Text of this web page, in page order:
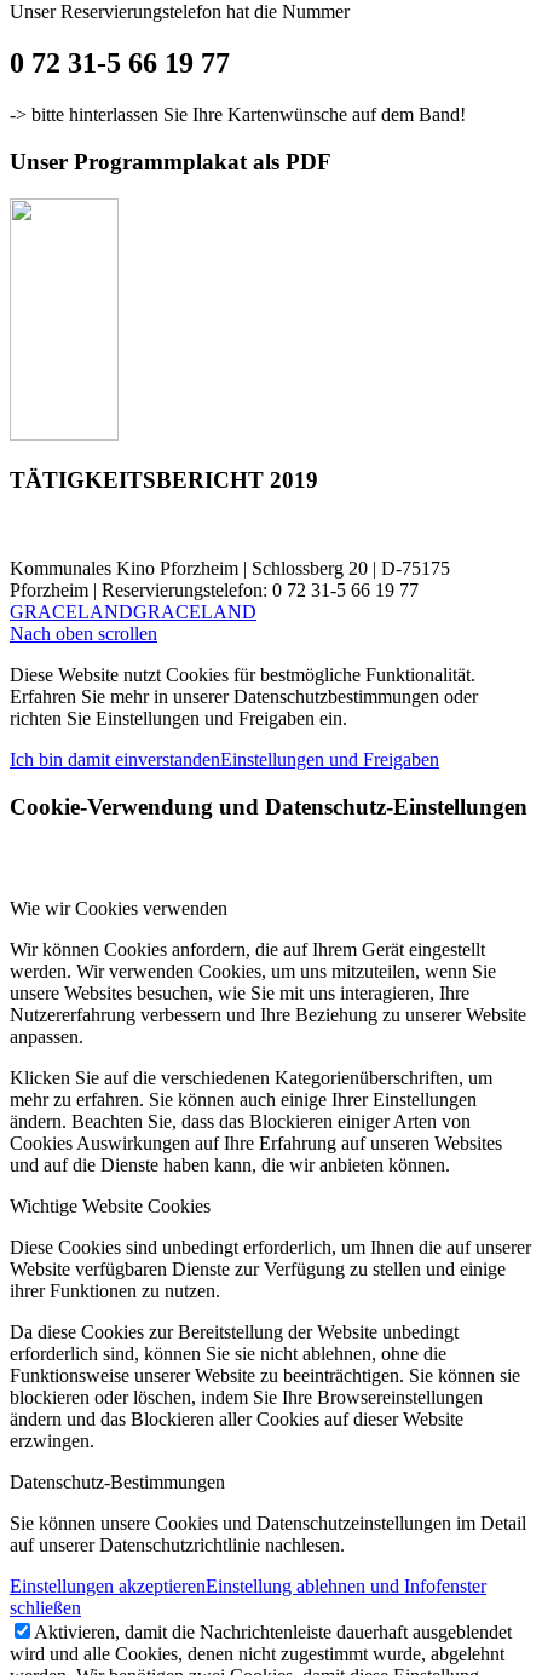
Unser Reservierungstelefon hat die Nummer
0 72 31-5 66 19 77
-> bitte hinterlassen Sie Ihre Kartenwünsche auf dem Band!
Unser Programmplakat als PDF
TÄTIGKEITSBERICHT 2019
Kommunales Kino Pforzheim | Schlossberg 20 | D-75175
Pforzheim | Reservierungstelefon: 0 72 31-5 66 19 77
GRACELANDGRACELAND
Nach oben scrollen
Diese Website nutzt Cookies für bestmögliche Funktionalität.
Erfahren Sie mehr in unserer Datenschutzbestimmungen oder
richten Sie Einstellungen und Freigaben ein.
Ich bin damit einverstandenEinstellungen und Freigaben
Cookie-Verwendung und Datenschutz-Einstellungen
Wie wir Cookies verwenden
Wir können Cookies anfordern, die auf Ihrem Gerät eingestellt
werden. Wir verwenden Cookies, um uns mitzuteilen, wenn Sie
unsere Websites besuchen, wie Sie mit uns interagieren, Ihre
Nutzererfahrung verbessern und Ihre Beziehung zu unserer Website
anpassen.
Klicken Sie auf die verschiedenen Kategorienüberschriften, um
mehr zu erfahren. Sie können auch einige Ihrer Einstellungen
ändern. Beachten Sie, dass das Blockieren einiger Arten von
Cookies Auswirkungen auf Ihre Erfahrung auf unseren Websites
und auf die Dienste haben kann, die wir anbieten können.
Wichtige Website Cookies
Diese Cookies sind unbedingt erforderlich, um Ihnen die auf unserer
Website verfügbaren Dienste zur Verfügung zu stellen und einige
ihrer Funktionen zu nutzen.
Da diese Cookies zur Bereitstellung der Website unbedingt
erforderlich sind, können Sie sie nicht ablehnen, ohne die
Funktionsweise unserer Website zu beeinträchtigen. Sie können sie
blockieren oder löschen, indem Sie Ihre Browsereinstellungen
ändern und das Blockieren aller Cookies auf dieser Website
erzwingen.
Datenschutz-Bestimmungen
Sie können unsere Cookies und Datenschutzeinstellungen im Detail
auf unserer Datenschutzrichtlinie nachlesen.
Einstellungen akzeptierenEinstellung ablehnen und Infofenster
schließen
Aktivieren, damit die Nachrichtenleiste dauerhaft ausgeblendet
wird und alle Cookies, denen nicht zugestimmt wurde, abgelehnt